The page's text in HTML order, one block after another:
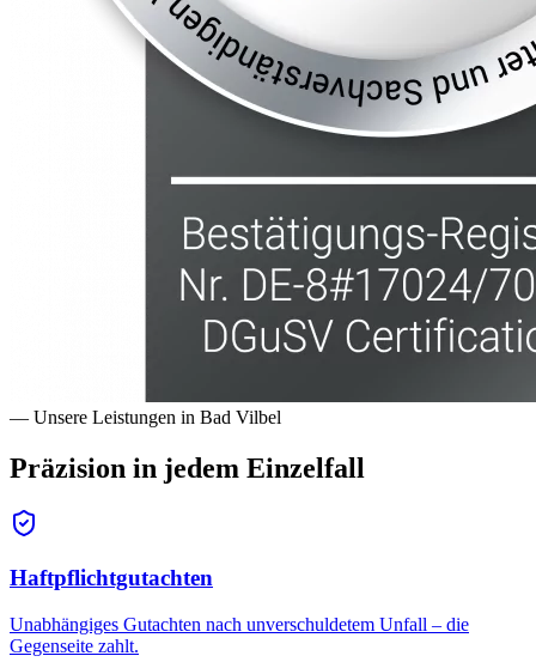
— Unsere Leistungen in Bad Vilbel
Präzision in jedem Einzelfall
Haftpflichtgutachten
Unabhängiges Gutachten nach unverschuldetem Unfall – die
Gegenseite zahlt.